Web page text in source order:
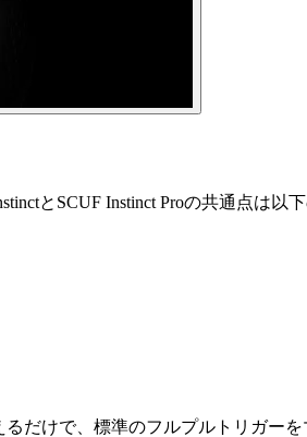
とSCUF Instinct Proの共通点は以下
だけで、標準のフルプルトリガー